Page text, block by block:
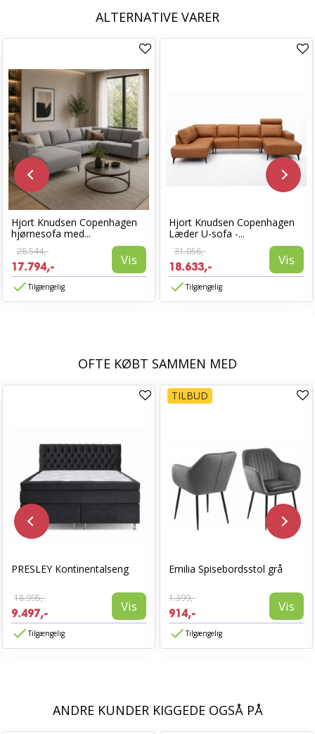
ALTERNATIVE VARER
Hjort Knudsen Copenhagen
hjørnesofa med...
28.544,-
17.794,- Vis
Tilgængelig
Hjort Knudsen Copenhagen
Læder U-sofa -...
31.056,-
18.633,- Vis
Tilgængelig
OFTE KØBT SAMMEN MED
PRESLEY Kontinentalseng
18.995,-
9.497,- Vis
Tilgængelig
TILBUD
Emilia Spisebordsstol grå
1.399,-
914,- Vis
Tilgængelig
ANDRE KUNDER KIGGEDE OGSÅ PÅ